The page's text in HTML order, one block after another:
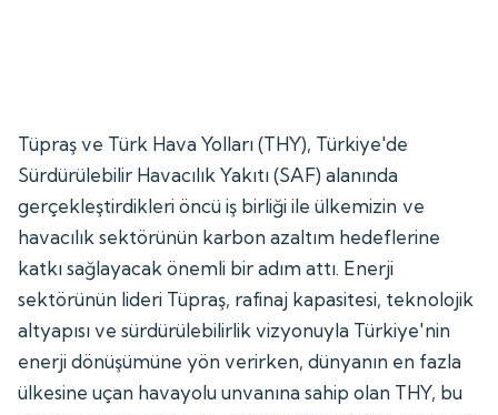
Tüpraş ve Türk Hava Yolları (THY), Türkiye'de
Sürdürülebilir Havacılık Yakıtı (SAF) alanında
gerçekleştirdikleri öncü iş birliği ile ülkemizin ve
havacılık sektörünün karbon azaltım hedeflerine
katkı sağlayacak önemli bir adım attı. Enerji
sektörünün lideri Tüpraş, rafinaj kapasitesi, teknolojik
altyapısı ve sürdürülebilirlik vizyonuyla Türkiye'nin
enerji dönüşümüne yön verirken, dünyanın en fazla
ülkesine uçan havayolu unvanına sahip olan THY, bu